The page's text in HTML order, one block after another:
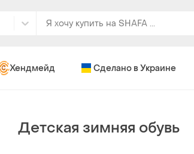
Хендмейд Сделано в Украине
Детская зимняя обувь